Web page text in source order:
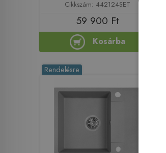
Cikkszám: 442124SET
59 900 Ft
Kosárba
Rendelésre